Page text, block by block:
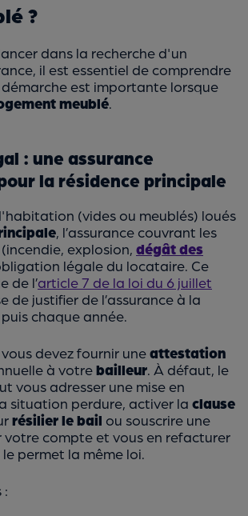
?
dans la recherche d'un
il est essentiel de comprendre
est importante lorsque
meublé
: une assurance
la résidence principale
(vides ou meublés) loués
, l’assurance couvrant les
explosion, dégât des
légale du locataire. Ce
de l’article 7 de la loi du 6 juillet
de justifier de l’assurance à la
chaque année.
devez fournir uneattestation
à votrebailleur . À défaut, le
vous adresser une mise en
situation perdure, activer la clause
résilier le bail ou souscrire une
votre compte et vous en refacturer
permet la même loi.
: